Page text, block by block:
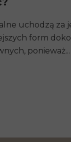
uchodzą za
form
ponieważ...